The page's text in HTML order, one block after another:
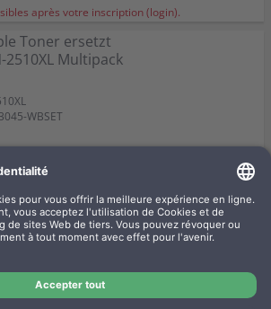
après votre inscription (login).
Toner ersetzt
Multipack
WBSET
2510 Multipack noir
après votre inscription (login).